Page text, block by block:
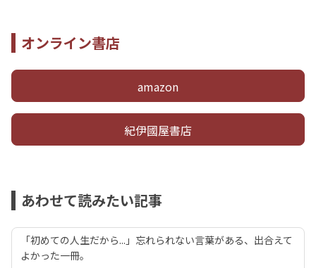
オンライン書店
amazon
紀伊國屋書店
あわせて読みたい記事
「初めての人生だから...」忘れられない言葉がある、出合えて
よかった一冊。